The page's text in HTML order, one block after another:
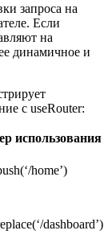
запроса на
Если
на
динамичное и
с useRouter:
использования
home’)
dashboard’)